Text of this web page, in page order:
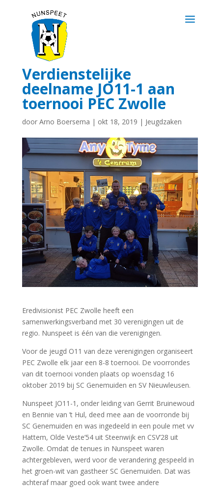
Verdienstelijke
deelname JO11-1 aan
toernooi PEC Zwolle
door Arno Boersema | okt 18, 2019 | Jeugdzaken
Eredivisionist PEC Zwolle heeft een
samenwerkingsverband met 30 verenigingen uit de
regio. Nunspeet is één van die verenigingen.
Voor de jeugd O11 van deze verenigingen organiseert
PEC Zwolle elk jaar een 8-8 toernooi. De voorrondes
van dit toernooi vonden plaats op woensdag 16
oktober 2019 bij SC Genemuiden en SV Nieuwleusen.
Nunspeet JO11-1, onder leiding van Gerrit Bruinewoud
en Bennie van ’t Hul, deed mee aan de voorronde bij
SC Genemuiden en was ingedeeld in een poule met vv
Hattem, Olde Veste’54 uit Steenwijk en CSV’28 uit
Zwolle. Omdat de tenues in Nunspeet waren
achtergebleven, werd voor de verandering gespeeld in
het groen-wit van gastheer SC Genemuiden. Dat was
achteraf maar goed ook want twee andere